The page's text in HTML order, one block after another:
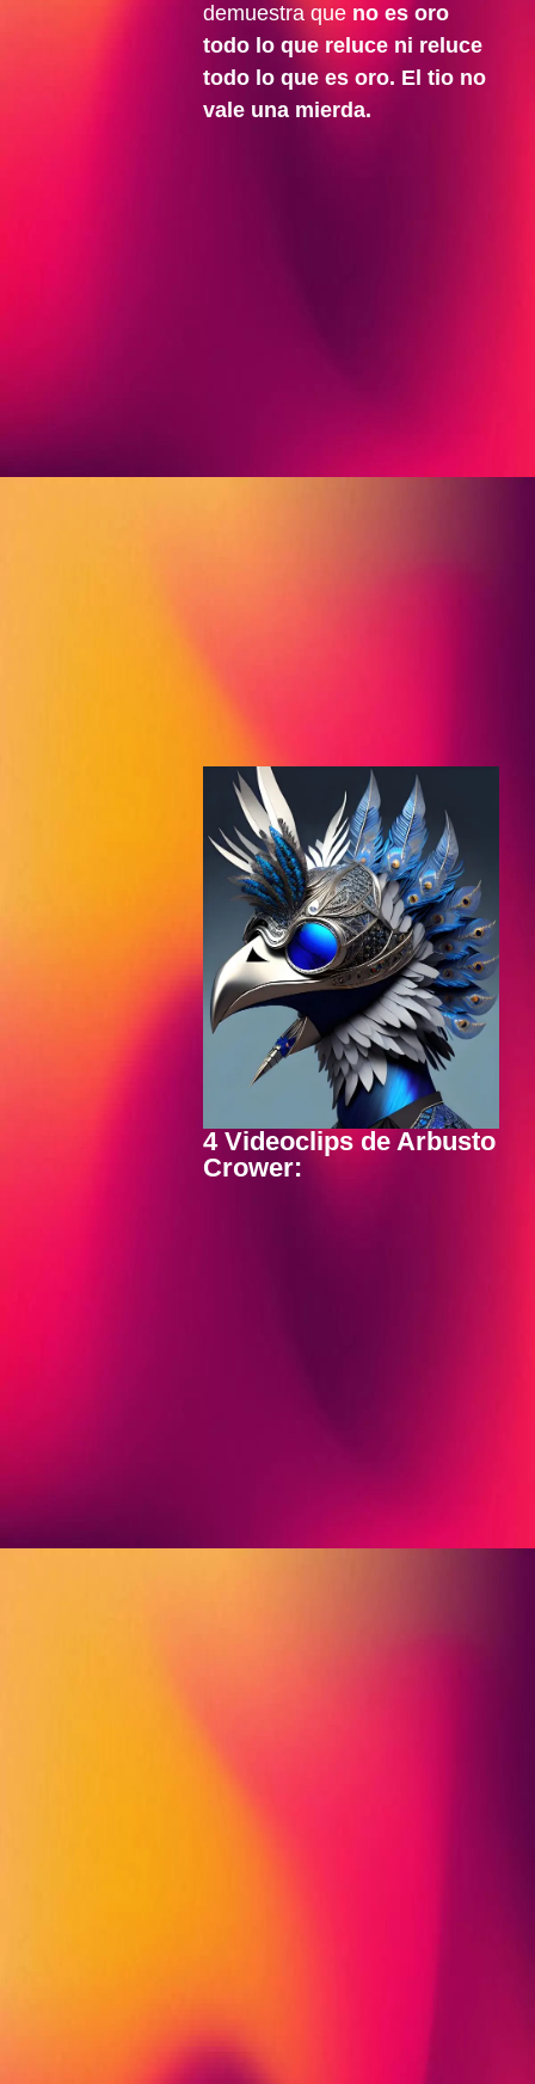
demuestra que no es oro
todo lo que reluce ni reluce
todo lo que es oro. El tio no
vale una mierda.
4 Videoclips de Arbusto
Crower: